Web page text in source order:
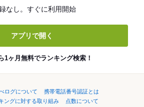
なし。すぐに利用開始
アプリで開く
1ヶ月無料でランキング検索！
ログについて
携帯電話番号認証とは
ングに対する取り組み
点数について